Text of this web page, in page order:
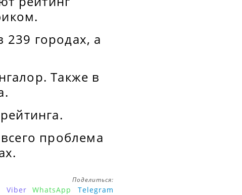
городах, а
Также в
проблема
Поделиться:
Viber WhatsApp Telegram